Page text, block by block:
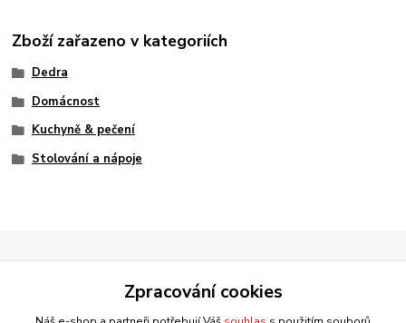
Zboží zařazeno v kategoriích
Dedra
Domácnost
Kuchyně & pečení
Stolování a nápoje
Zpracování cookies